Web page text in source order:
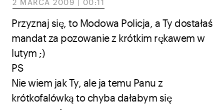
2 MARCA 2009 | 00:11
Przyznaj się, to Modowa Policja, a Ty dostałaś
mandat za pozowanie z krótkim rękawem w
lutym ;)
PS
Nie wiem jak Ty, ale ja temu Panu z
krótkofalówką to chyba dałabym się